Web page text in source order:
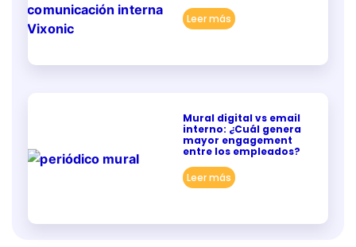
Leer más
Mural digital vs email
interno: ¿Cuál genera
mayor engagement
entre los empleados?
Leer más